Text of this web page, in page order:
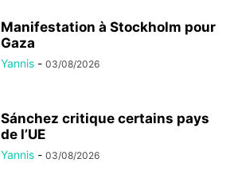
Manifestation à Stockholm pour
Gaza
Yannis - 03/08/2026
Sánchez critique certains pays
de l’UE
Yannis - 03/08/2026